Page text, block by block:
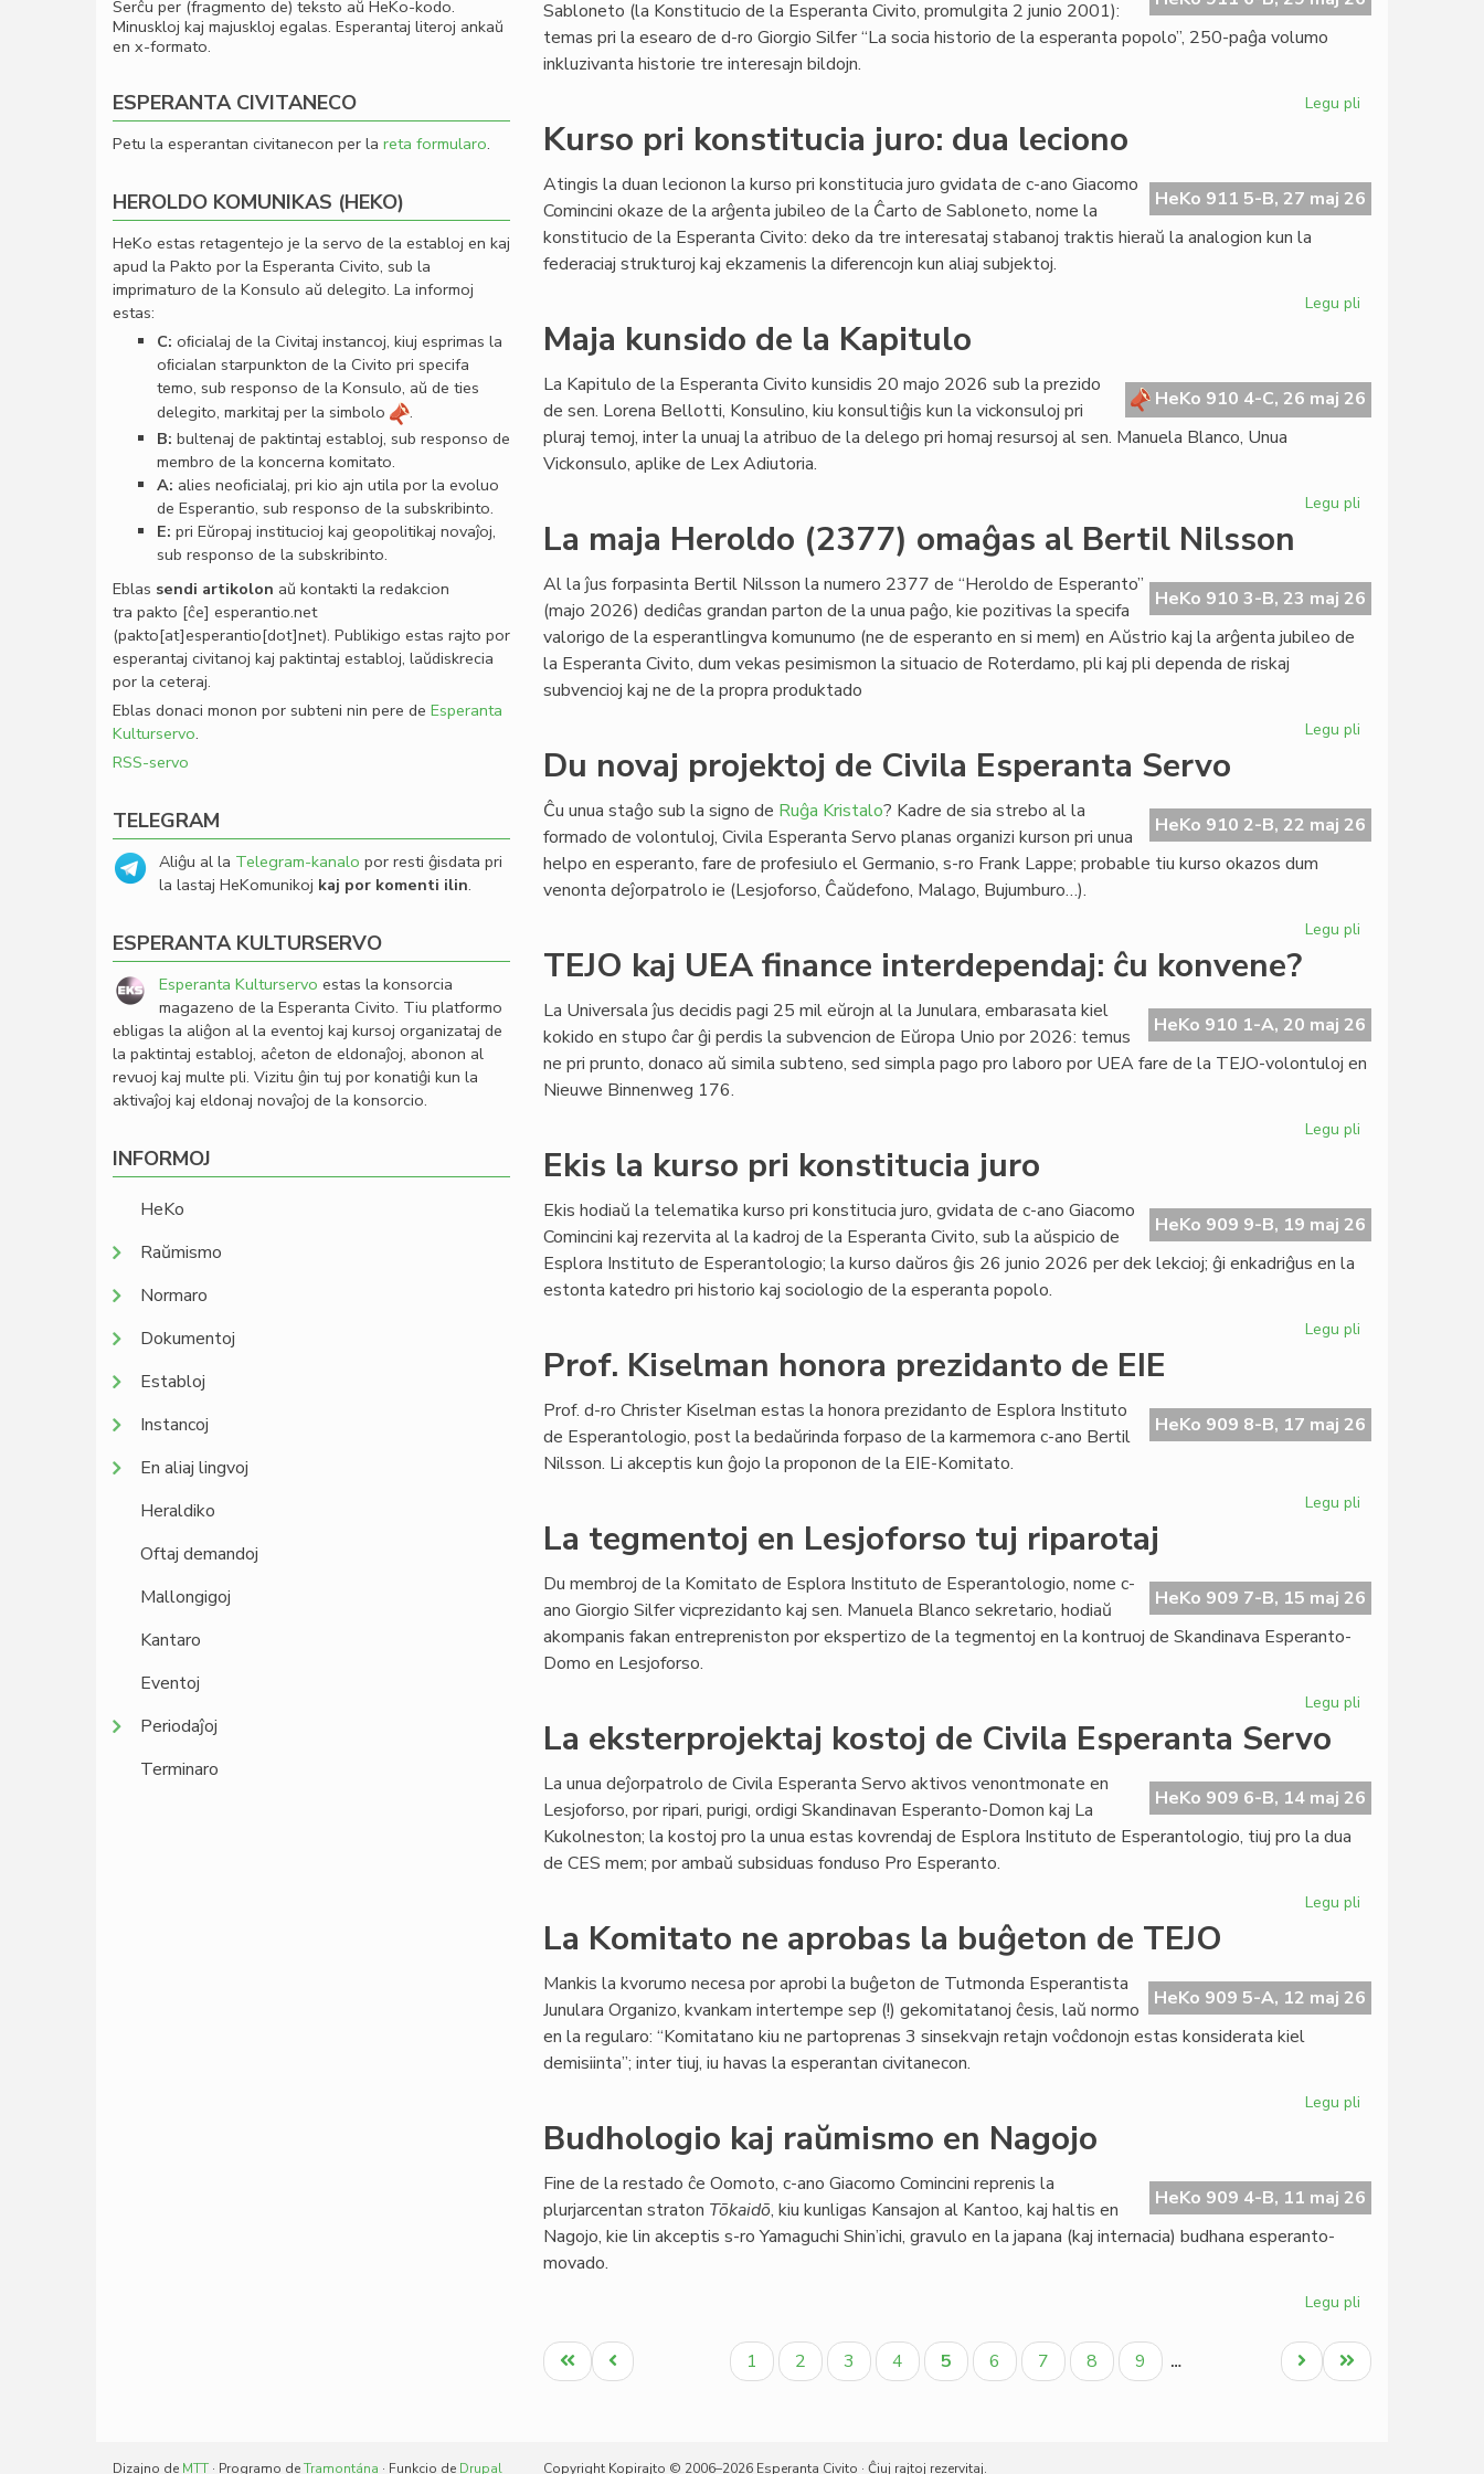
Sabloneto (la Konstitucio de la Esperanta Civito, promulgita 2 junio 2001):
temas pri la esearo de d-ro Giorgio Silfer “La socia historio de la esperanta popolo”, 250-paĝa volumo
inkluzivanta historie tre interesajn bildojn.
Legu pli
de
la
Kurso pri konstitucia juro: dua leciono
HeKo 911 5-B, 27 maj 26
Atingis la duan lecionon la kurso pri konstitucia juro gvidata de c-ano Giacomo
Comincini okaze de la arĝenta jubileo de la Ĉarto de Sabloneto, nome la
konstitucio de la Esperanta Civito: deko da tre interesataj stabanoj traktis hieraŭ la analogion kun la
federaciaj strukturoj kaj ekzamenis la diferencojn kun aliaj subjektoj.
Legu pli
juro:
dua
Maja kunsido de la Kapitulo
HeKo 910 4-C, 26 maj 26
La Kapitulo de la Esperanta Civito kunsidis 20 majo 2026 sub la prezido
de sen. Lorena Bellotti, Konsulino, kiu konsultiĝis kun la vickonsuloj pri
pluraj temoj, inter la unuaj la atribuo de la delego pri homaj resursoj al sen. Manuela Blanco, Unua
Vickonsulo, aplike de Lex Adiutoria.
Legu pli
la
Kapitulo
La maja Heroldo (2377) omaĝas al Bertil Nilsson
HeKo 910 3-B, 23 maj 26
Al la ĵus forpasinta Bertil Nilsson la numero 2377 de “Heroldo de Esperanto”
(majo 2026) dediĉas grandan parton de la unua paĝo, kie pozitivas la specifa
valorigo de la esperantlingva komunumo (ne de esperanto en si mem) en Aŭstrio kaj la arĝenta jubileo de
la Esperanta Civito, dum vekas pesimismon la situacio de Roterdamo, pli kaj pli dependa de riskaj
subvencioj kaj ne de la propra produktado
Legu pli
(2377)
omaĝas
Du novaj projektoj de Civila Esperanta Servo
HeKo 910 2-B, 22 maj 26
Ĉu unua staĝo sub la signo de Ruĝa Kristalo? Kadre de sia strebo al la
formado de volontuloj, Civila Esperanta Servo planas organizi kurson pri unua
helpo en esperanto, fare de profesiulo el Germanio, s-ro Frank Lappe; probable tiu kurso okazos dum
venonta deĵorpatrolo ie (Lesjoforso, Ĉaŭdefono, Malago, Bujumburo…).
Legu pli
de
Civila
Esperanta
TEJO kaj UEA finance interdependaj: ĉu konvene?
HeKo 910 1-A, 20 maj 26
La Universala ĵus decidis pagi 25 mil eŭrojn al la Junulara, embarasata kiel
kokido en stupo ĉar ĝi perdis la subvencion de Eŭropa Unio por 2026: temus
ne pri prunto, donaco aŭ simila subteno, sed simpla pago pro laboro por UEA fare de la TEJO-volontuloj en
Nieuwe Binnenweg 176.
Legu pli
finance
interdependaj:
Ekis la kurso pri konstitucia juro
HeKo 909 9-B, 19 maj 26
Ekis hodiaŭ la telematika kurso pri konstitucia juro, gvidata de c-ano Giacomo
Comincini kaj rezervita al la kadroj de la Esperanta Civito, sub la aŭspicio de
Esplora Instituto de Esperantologio; la kurso daŭros ĝis 26 junio 2026 per dek lekcioj; ĝi enkadriĝus en la
estonta katedro pri historio kaj sociologio de la esperanta popolo.
Legu pli
pri
konstitucia
Prof. Kiselman honora prezidanto de EIE
HeKo 909 8-B, 17 maj 26
Prof. d-ro Christer Kiselman estas la honora prezidanto de Esplora Instituto
de Esperantologio, post la bedaŭrinda forpaso de la karmemora c-ano Bertil
Nilsson. Li akceptis kun ĝojo la proponon de la EIE-Komitato.
Legu pli
prezidanto
de
La tegmentoj en Lesjoforso tuj riparotaj
HeKo 909 7-B, 15 maj 26
Du membroj de la Komitato de Esplora Instituto de Esperantologio, nome c-
ano Giorgio Silfer vicprezidanto kaj sen. Manuela Blanco sekretario, hodiaŭ
akompanis fakan entrepreniston por ekspertizo de la tegmentoj en la kontruoj de Skandinava Esperanto-
Domo en Lesjoforso.
Legu pli
Lesjoforso
tuj
La eksterprojektaj kostoj de Civila Esperanta Servo
HeKo 909 6-B, 14 maj 26
La unua deĵorpatrolo de Civila Esperanta Servo aktivos venontmonate en
Lesjoforso, por ripari, purigi, ordigi Skandinavan Esperanto-Domon kaj La
Kukolneston; la kostoj pro la unua estas kovrendaj de Esplora Instituto de Esperantologio, tiuj pro la dua
de CES mem; por ambaŭ subsiduas fonduso Pro Esperanto.
Legu pli
de
Civila
La Komitato ne aprobas la buĝeton de TEJO
HeKo 909 5-A, 12 maj 26
Mankis la kvorumo necesa por aprobi la buĝeton de Tutmonda Esperantista
Junulara Organizo, kvankam intertempe sep (!) gekomitatanoj ĉesis, laŭ normo
en la regularo: “Komitatano kiu ne partoprenas 3 sinsekvajn retajn voĉdonojn estas konsiderata kiel
demisiinta”; inter tiuj, iu havas la esperantan civitanecon.
Legu pli
aprobas
la
Budhologio kaj raŭmismo en Nagojo
HeKo 909 4-B, 11 maj 26
Fine de la restado ĉe Oomoto, c-ano Giacomo Comincini reprenis la
plurjarcentan straton Tōkaidō, kiu kunligas Kansajon al Kantoo, kaj haltis en
Nagojo, kie lin akceptis s-ro Yamaguchi Shin’ichi, gravulo en la japana (kaj internacia) budhana esperanto-
movado.
Legu pli
kaj
raŭmismo
Pagination
Unua
paĝo
Antaŭa
paĝo
Paĝo
1 Paĝo
2 Paĝo
3 Paĝo
4
Aktuala
paĝo
5 Paĝo
6 Paĝo
7 Paĝo
8 Paĝo
9 …
Last
page
Next
page
Serĉu per (fragmento de) teksto aŭ HeKo-kodo.
Minuskloj kaj majuskloj egalas. Esperantaj literoj ankaŭ
en x-formato.
ESPERANTA CIVITANECO
Petu la esperantan civitanecon per la reta formularo.
HEROLDO KOMUNIKAS (HEKO)
HeKo estas retagentejo je la servo de la establoj en kaj
apud la Pakto por la Esperanta Civito, sub la
imprimaturo de la Konsulo aŭ delegito. La informoj
estas:
C: oﬁcialaj de la Civitaj instancoj, kiuj esprimas la
oﬁcialan starpunkton de la Civito pri specifa
temo, sub responso de la Konsulo, aŭ de ties
delegito, markitaj per la simbolo
.
B: bultenaj de paktintaj establoj, sub responso de
membro de la koncerna komitato.
A: alies neoﬁcialaj, pri kio ajn utila por la evoluo
de Esperantio, sub responso de la subskribinto.
E: pri Eŭropaj institucioj kaj geopolitikaj novaĵoj,
sub responso de la subskribinto.
Eblas sendi artikolon aŭ kontakti la redakcion
tra pakto [ĉe] esperantio.net
(pakto[at]esperantio[dot]net). Publikigo estas rajto por
esperantaj civitanoj kaj paktintaj establoj, laŭdiskrecia
por la ceteraj.
Eblas donaci monon por subteni nin pere de Esperanta
Kulturservo.
RSS-servo
TELEGRAM
Aliĝu al la Telegram-kanalo por resti ĝisdata pri
la lastaj HeKomunikoj kaj por komenti ilin.
ESPERANTA KULTURSERVO
Esperanta Kulturservo estas la konsorcia
magazeno de la Esperanta Civito. Tiu platformo
ebligas la aliĝon al la eventoj kaj kursoj organizataj de
la paktintaj establoj, aĉeton de eldonaĵoj, abonon al
revuoj kaj multe pli. Vizitu ĝin tuj por konatiĝi kun la
aktivaĵoj kaj eldonaj novaĵoj de la konsorcio.
INFORMOJ
HeKo
Raŭmismo
Normaro
Dokumentoj
Establoj
Instancoj
En aliaj lingvoj
Heraldiko
Oftaj demandoj
Mallongigoj
Kantaro
Eventoj
Periodaĵoj
Terminaro
Dizajno de MTT · Programo deTramontána · Funkcio de Drupal Copyright Kopirajto © 2006–2026 Esperanta Civito · Ĉiuj rajtoj rezervitaj.